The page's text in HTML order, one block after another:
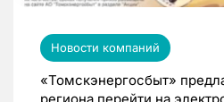
Новости компаний
«Томскэнергосбыт»